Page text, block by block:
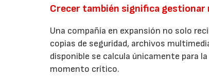
Crecer también significa
Una compañía en expansión no solo
copias de seguridad, archivos
disponible se calcula únicamente para
momento crítico.